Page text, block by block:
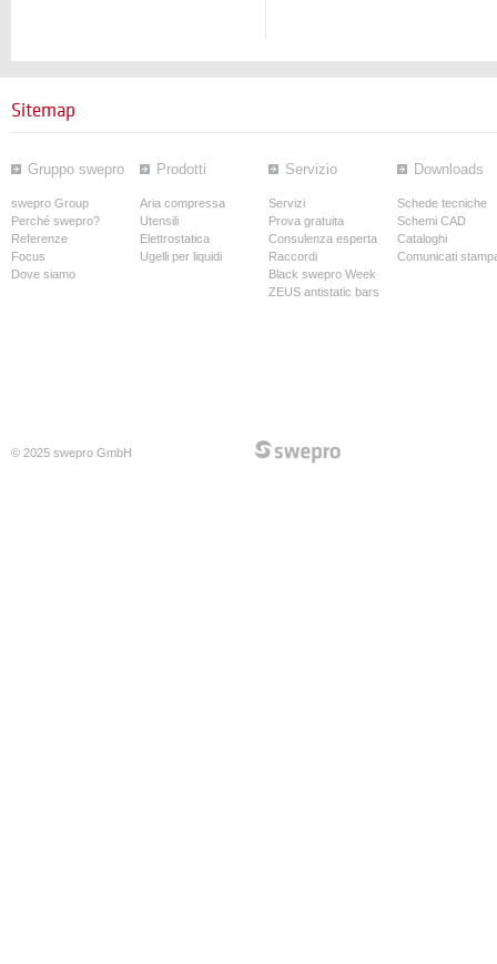
Sitemap
Gruppo swepro
swepro Group
Perché swepro?
Referenze
Focus
Dove siamo
Prodotti
Aria compressa
Utensili
Elettrostatica
Ugelli per liquidi
Servizio
Servizi
Prova gratuita
Consulenza esperta
Raccordi
Black swepro Week
ZEUS antistatic bars
Downloads
Schede tecniche
Schemi CAD
Cataloghi
Comunicati
© 2025 swepro GmbH